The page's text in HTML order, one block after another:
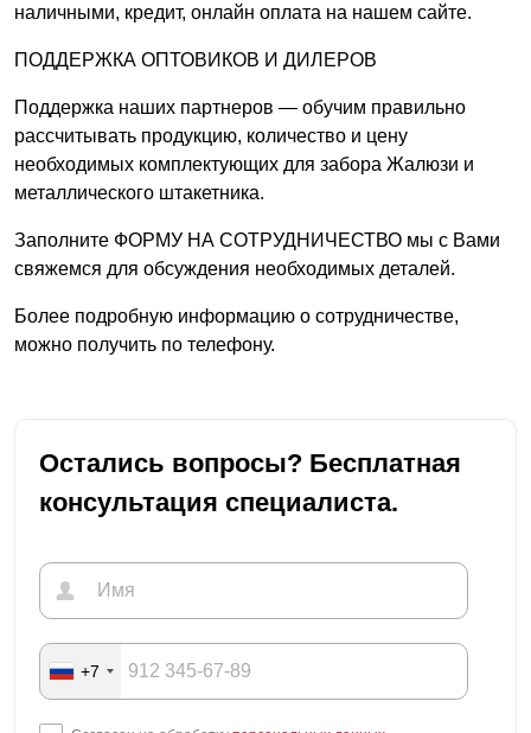
наличными, кредит, онлайн оплата на нашем сайте.
ПОДДЕРЖКА ОПТОВИКОВ И ДИЛЕРОВ
Поддержка наших партнеров — обучим правильно
рассчитывать продукцию, количество и цену
необходимых комплектующих для забора Жалюзи и
металлического штакетника.
Заполните ФОРМУ НА СОТРУДНИЧЕСТВО мы с Вами
свяжемся для обсуждения необходимых деталей.
Более подробную информацию о сотрудничестве,
можно получить по телефону.
Остались вопросы? Бесплатная
консультация специалиста.
+7